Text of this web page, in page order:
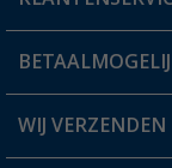
Status bestelling
Verlanglijstje
FAQ & Contact
Verzendinformatie
WIJ